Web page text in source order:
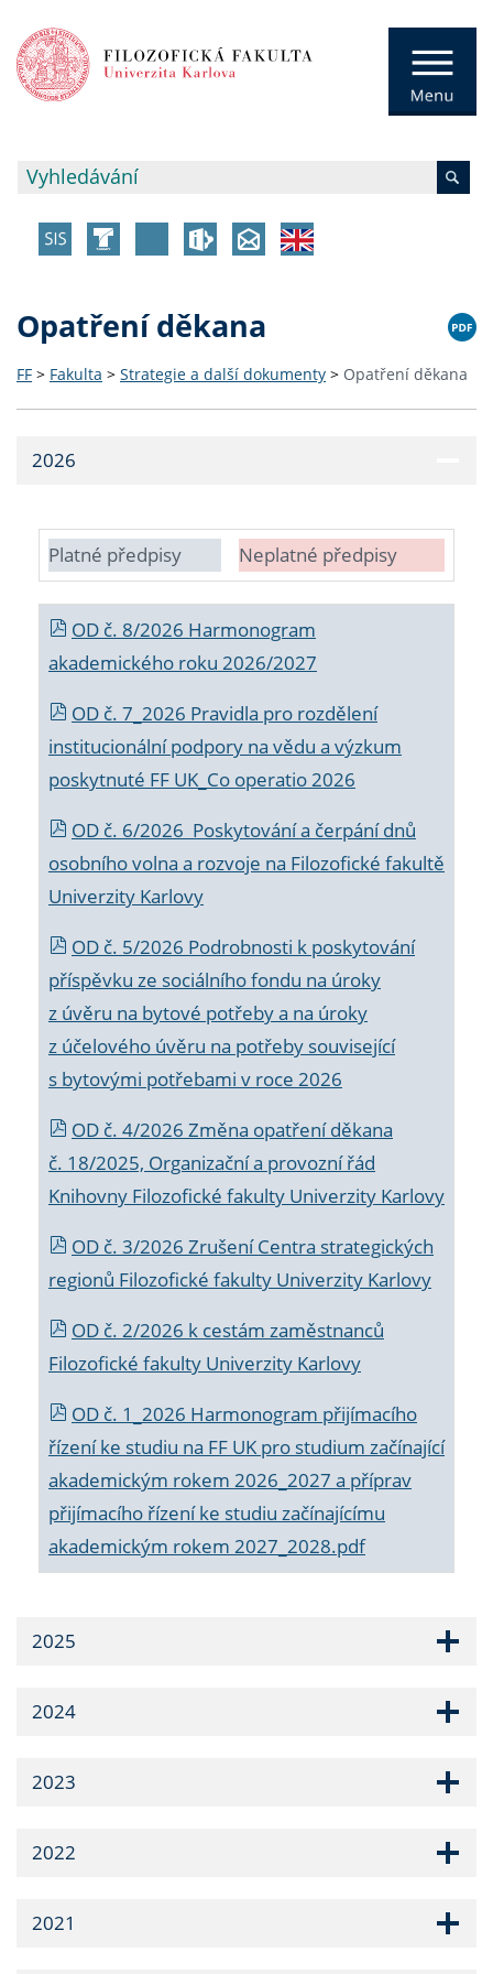
Opatření děkana
FF > Fakulta > Strategie a další dokumenty > Opatření děkana
2026
Platné předpisy Neplatné předpisy
OD č. 8/2026 Harmonogram
akademického roku 2026/2027
OD č. 7_2026 Pravidla pro rozdělení
institucionální podpory na vědu a výzkum
poskytnuté FF UK_Co operatio 2026
OD č. 6/2026 Poskytování a čerpání dnů
osobního volna a rozvoje na Filozofické fakultě
Univerzity Karlovy
OD č. 5/2026 Podrobnosti k poskytování
příspěvku ze sociálního fondu na úroky
z úvěru na bytové potřeby a na úroky
z účelového úvěru na potřeby související
s bytovými potřebami v roce 2026
OD č. 4/2026 Změna opatření děkana
č. 18/2025, Organizační a provozní řád
Knihovny Filozofické fakulty Univerzity Karlovy
OD č. 3/2026 Zrušení Centra strategických
regionů Filozofické fakulty Univerzity Karlovy
OD č. 2/2026 k cestám zaměstnanců
Filozofické fakulty Univerzity Karlovy
OD č. 1_2026 Harmonogram přijímacího
řízení ke studiu na FF UK pro studium začínající
akademickým rokem 2026_2027 a příprav
přijímacího řízení ke studiu začínajícímu
akademickým rokem 2027_2028.pdf
2025
2024
2023
2022
2021